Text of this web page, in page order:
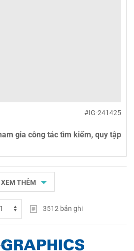
#IG-241425
gia công tác tìm kiếm, quy tập
XEM THÊM
3512 bản ghi